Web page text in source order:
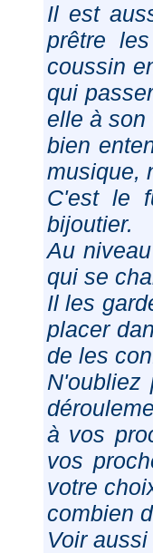
Il est
prêtre
coussin
qui
elle à son
bien
musique,
C'est le
bijoutier.
Au
qui se
Il les
placer
de les
à vos
vos
votre
combien
Voir aussi